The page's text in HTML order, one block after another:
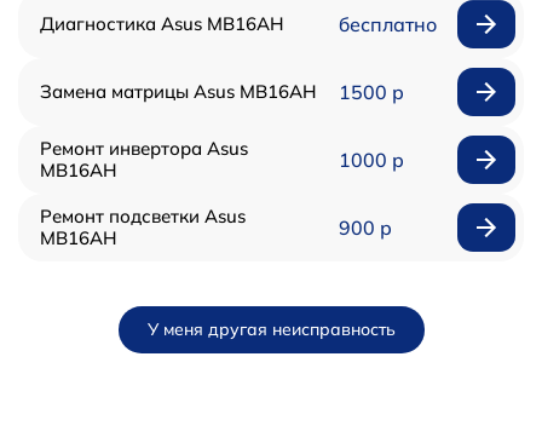
Диагностика Asus MB16AH бесплатно
Замена матрицы Asus MB16AH 1500 р
Ремонт инвертора Asus
MB16AH
1000 р
Ремонт подсветки Asus
MB16AH
900 р
У меня другая неисправность